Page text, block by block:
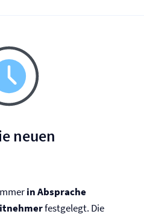
neuen
in Absprache
festgelegt. Die